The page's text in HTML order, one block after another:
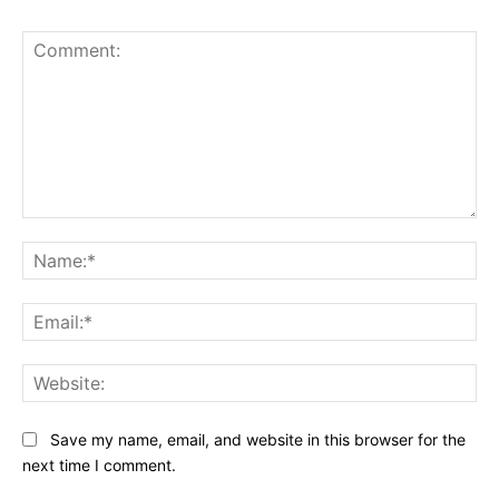
Save my name, email, and website in this browser for the
next time I comment.